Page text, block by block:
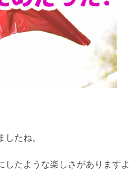
たね。
たような楽しさがありますよ